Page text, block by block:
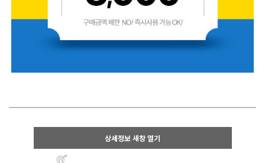
상세정보 새창 열기